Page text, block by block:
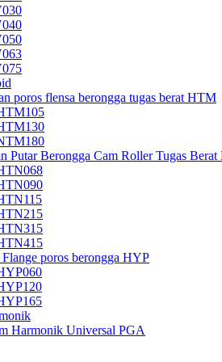
poros flensa berongga tugas berat HTM
Putar Berongga Cam Roller Tugas
poros berongga HYP
Harmonik Universal PGA